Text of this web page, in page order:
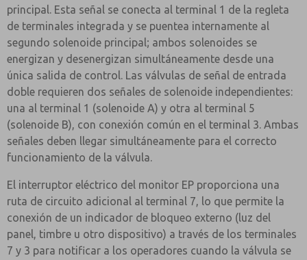
principal. Esta señal se conecta al terminal 1 de la regleta
de terminales integrada y se puentea internamente al
segundo solenoide principal; ambos solenoides se
energizan y desenergizan simultáneamente desde una
única salida de control. Las válvulas de señal de entrada
doble requieren dos señales de solenoide independientes:
una al terminal 1 (solenoide A) y otra al terminal 5
(solenoide B), con conexión común en el terminal 3. Ambas
señales deben llegar simultáneamente para el correcto
funcionamiento de la válvula.
El interruptor eléctrico del monitor EP proporciona una
ruta de circuito adicional al terminal 7, lo que permite la
conexión de un indicador de bloqueo externo (luz del
panel, timbre u otro dispositivo) a través de los terminales
7 y 3 para notificar a los operadores cuando la válvula se